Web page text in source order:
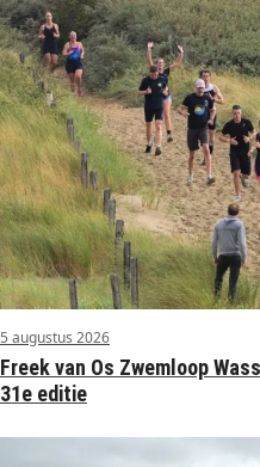
5 augustus 2026
Freek van Os Zwemloop
31e editie